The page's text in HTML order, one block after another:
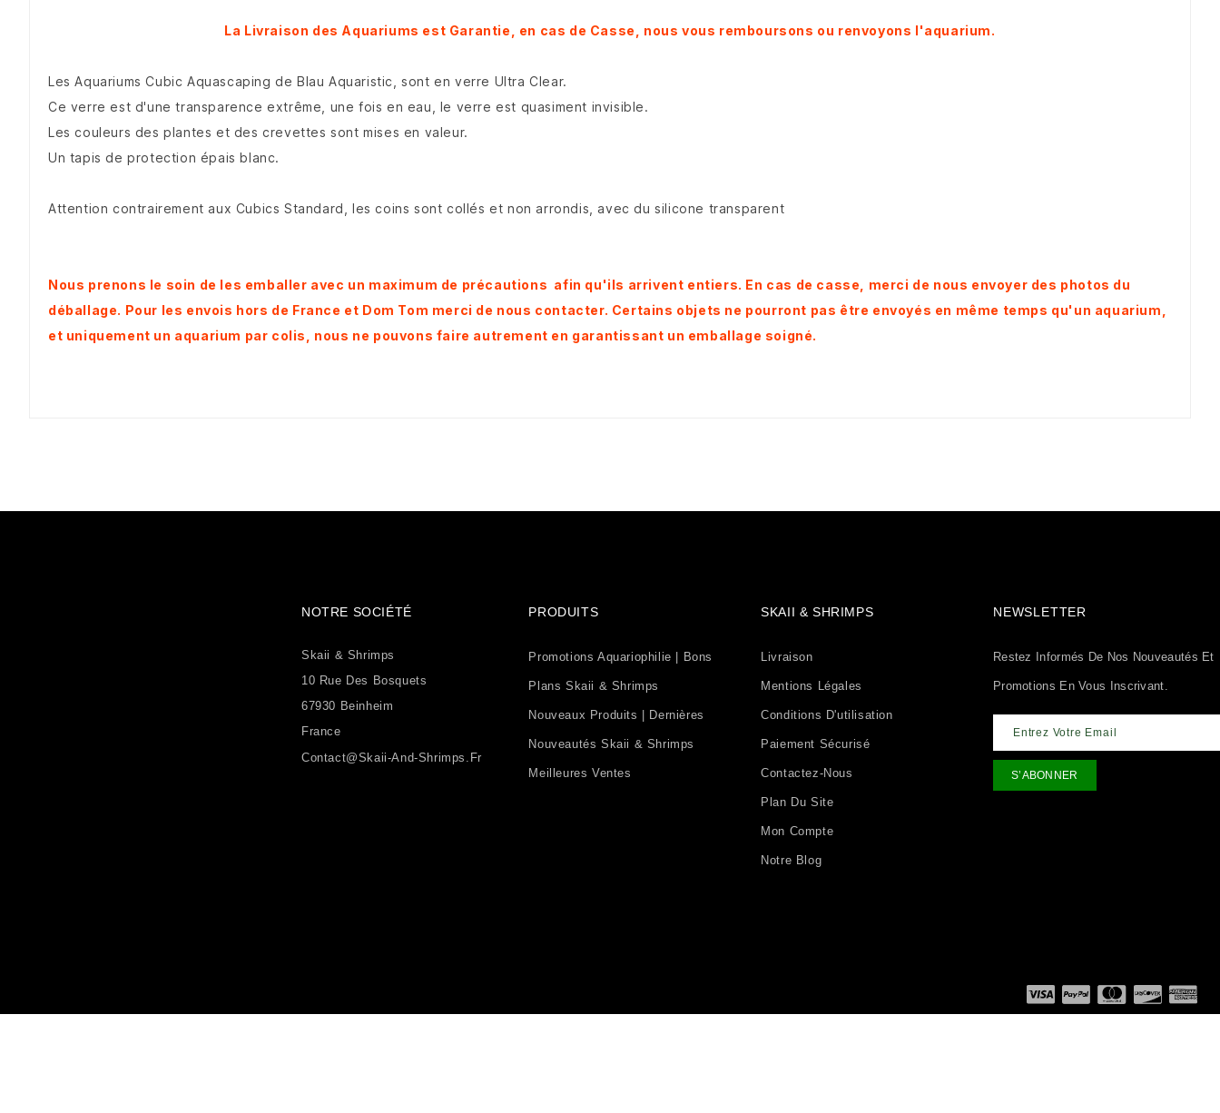
La Livraison des Aquariums est Garantie, en cas de Casse, nous vous remboursons ou renvoyons l'aquarium.
Les Aquariums Cubic Aquascaping de Blau Aquaristic, sont en verre Ultra Clear.
Ce verre est d'une transparence extrême, une fois en eau, le verre est quasiment invisible.
Les couleurs des plantes et des crevettes sont mises en valeur.
Un tapis de protection épais blanc.
Attention contrairement aux Cubics Standard, les coins sont collés et non arrondis, avec du silicone transparent
Nous prenons le soin de les emballer avec un maximum de précautions afin qu'ils arrivent entiers. En cas de casse, merci de nous envoyer des photos du
déballage. Pour les envois hors de France et Dom Tom merci de nous contacter. Certains objets ne pourront pas être envoyés en même temps qu'un aquarium,
et uniquement un aquarium par colis, nous ne pouvons faire autrement en garantissant un emballage soigné.
NOTRE SOCIÉTÉ
Skaii & Shrimps
10 Rue Des Bosquets
67930 Beinheim
France
Contact@skaii-And-Shrimps.fr
PRODUITS
Promotions Aquariophilie | Bons
Plans Skaii & Shrimps
Nouveaux Produits | Dernières
Nouveautés Skaii & Shrimps
Meilleures Ventes
SKAII & SHRIMPS
Livraison
Mentions Légales
Conditions D'utilisation
Paiement Sécurisé
Contactez-Nous
Plan Du Site
Mon Compte
Notre Blog
NEWSLETTER
Restez Informés De Nos Nouveautés Et
Promotions En Vous Inscrivant.